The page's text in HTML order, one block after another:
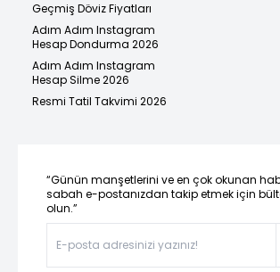
Geçmiş Döviz Fiyatları
Adım Adım Instagram
Hesap Dondurma 2026
Adım Adım Instagram
Hesap Silme 2026
Resmi Tatil Takvimi 2026
“Günün manşetlerini ve en çok okunan
sabah e-postanızdan takip etmek için
olun.”